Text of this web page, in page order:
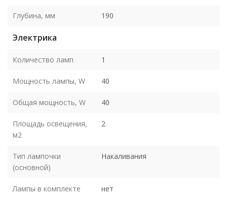
Глубина, мм 190
Электрика
Количество ламп 1
Мощность лампы, W 40
Общая мощность, W 40
Площадь освещения,
м2
2
Тип лампочки
(основной)
Накаливания
Лампы в комплекте нет